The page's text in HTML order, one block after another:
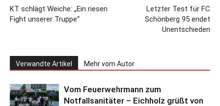
KT schlägt Weiche: „Ein riesen
Fight unserer Truppe“
Letzter Test für FC
Schönberg 95 endet
Unentschieden
Verwandte Artikel Mehr vom Autor
Vom Feuerwehrmann zum
Notfallsanitäter – Eichholz grüßt von